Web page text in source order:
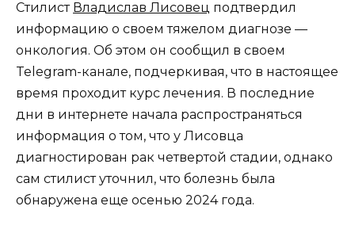
Стилист Владислав Лисовец подтвердил
информацию о своем тяжелом диагнозе —
онкология. Об этом он сообщил в своем
Telegram-канале, подчеркивая, что в настоящее
время проходит курс лечения. В последние
дни в интернете начала распространяться
информация о том, что у Лисовца
диагностирован рак четвертой стадии, однако
сам стилист уточнил, что болезнь была
обнаружена еще осенью 2024 года.